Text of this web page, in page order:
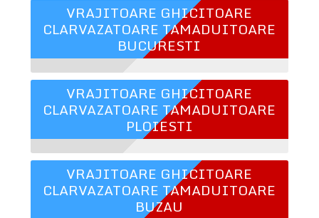
VRAJITOARE GHICITOARE
CLARVAZATOARE TAMADUITOARE
BUCURESTI
VRAJITOARE GHICITOARE
CLARVAZATOARE TAMADUITOARE
PLOIESTI
VRAJITOARE GHICITOARE
CLARVAZATOARE TAMADUITOARE
BUZAU